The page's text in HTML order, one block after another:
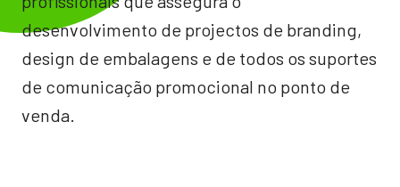
desenvolvimento de projectos de branding,
design de embalagens e de todos os suportes
de comunicação promocional no ponto de
venda.